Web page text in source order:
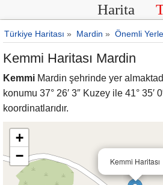
Harita
Türkiye Haritası » Mardin » Önemli
Kemmi Haritası Mardin
Kemmi Mardin şehrinde yer
konumu 37° 26′ 3″ Kuzey ile 41° 35′
koordinatlarıdır.
Kemmi Haritası
+
−